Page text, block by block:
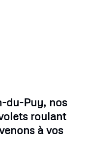
du-Puy, nos
roulant
à vos